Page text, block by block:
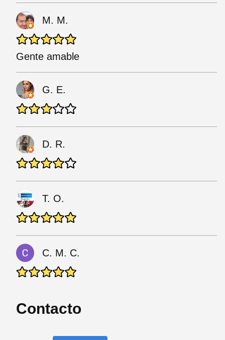
M. M.
Gente amable
G. E.
D. R.
T. O.
C. M. C.
Contacto